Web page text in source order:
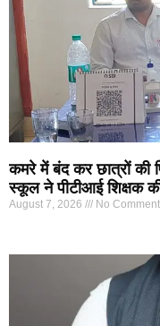
कमरे में बंद कर छात्रों की
स्कूल ने पीटीआई शिक्षक
August 7, 2026 No